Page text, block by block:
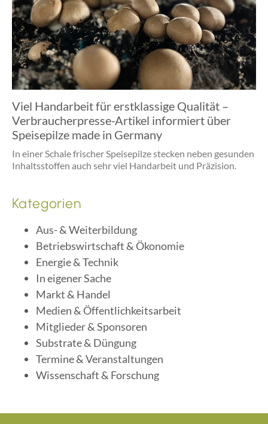
Viel Handarbeit für erstklassige Qualität –
Verbraucherpresse-Artikel informiert über
Speisepilze made in Germany
In einer Schale frischer Speisepilze stecken neben gesunden
Inhaltsstoffen auch sehr viel Handarbeit und Präzision.
Kategorien
Aus- & Weiterbildung
Betriebswirtschaft & Ökonomie
Energie & Technik
In eigener Sache
Markt & Handel
Medien & Öffentlichkeitsarbeit
Mitglieder & Sponsoren
Substrate & Düngung
Termine & Veranstaltungen
Wissenschaft & Forschung